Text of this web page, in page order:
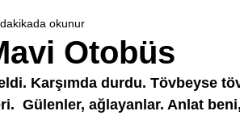
Otobüs
okunur
Karşımda durdu. Tövbeyse
Gülenler, ağlayanlar. Anlat